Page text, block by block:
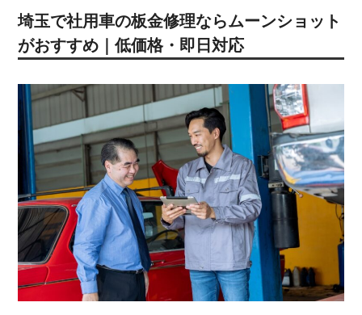
埼玉で社用車の板金修理ならムーンショット
がおすすめ｜低価格・即日対応